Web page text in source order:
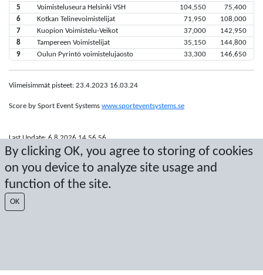
By clicking OK, you agree to storing of cookies
on you device to analyze site usage and
function of the site.
OK
5
Voimisteluseura Helsinki VSH 104,550
75,400
6
Kotkan Telinevoimistelijat 71,950
108,000
7
Kuopion Voimistelu-Veikot 37,000
142,950
8
Tampereen Voimistelijat 35,150
144,800
9
Oulun Pyrintö voimistelujaosto 33,300 146,650
Viimeisimmät pisteet: 23.4.2023 16.03.24
Score by Sport Event Systems www.sporteventsystems.se
Last Update: 6.8.2026 14.56.56
SX
© 2026 Sport Event Systems/TH Systems AB. All content and data are
protected by copyright. No copying or redistribution allowed without prior
written permission.